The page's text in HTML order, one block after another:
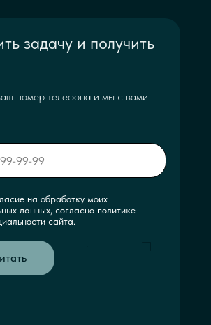
задачу и получить
номер телефона и мы с вами
на обработку моих
данных, согласно политике
сайта.